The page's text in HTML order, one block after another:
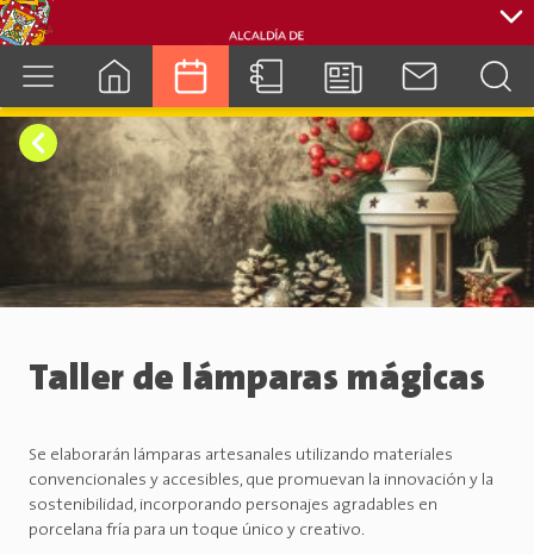
cuenca.gob.ec
Taller de lámparas mágicas
Se elaborarán lámparas artesanales utilizando materiales
convencionales y accesibles, que promuevan la innovación y la
sostenibilidad, incorporando personajes agradables en
porcelana fría para un toque único y creativo.